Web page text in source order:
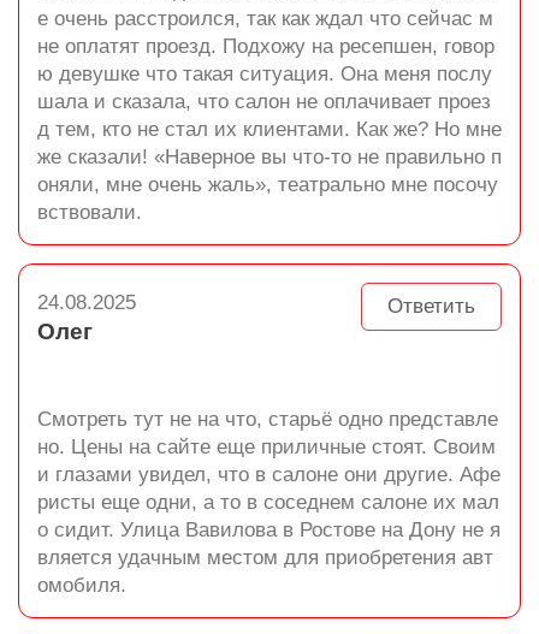
е очень расстроился, так как ждал что сейчас м
не оплатят проезд. Подхожу на ресепшен, говор
ю девушке что такая ситуация. Она меня послу
шала и сказала, что салон не оплачивает проез
д тем, кто не стал их клиентами. Как же? Но мне
же сказали! «Наверное вы что-то не правильно п
оняли, мне очень жаль», театрально мне посочу
вствовали.
Ответить
24.08.2025
Олег
Смотреть тут не на что, старьё одно представле
но. Цены на сайте еще приличные стоят. Своим
и глазами увидел, что в салоне они другие. Афе
ристы еще одни, а то в соседнем салоне их мал
о сидит. Улица Вавилова в Ростове на Дону не я
вляется удачным местом для приобретения авт
омобиля.